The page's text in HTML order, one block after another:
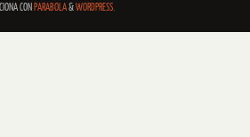
CON PARABOLA&WORDPRESS.